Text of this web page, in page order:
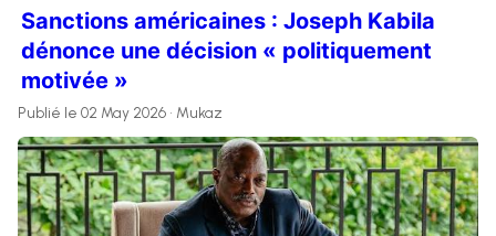
Sanctions américaines : Joseph Kabila
dénonce une décision « politiquement
motivée »
Publié le 02 May 2026 • Mukaz